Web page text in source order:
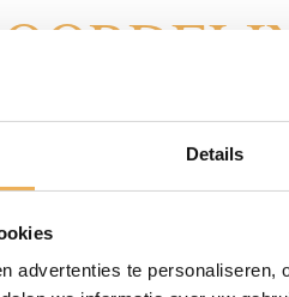
Details
advertenties te
velden zijn gemarkeerd met